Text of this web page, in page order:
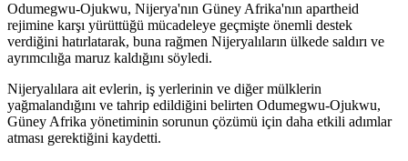
Odumegwu-Ojukwu, Nijerya'nın Güney Afrika'nın apartheid
rejimine karşı yürüttüğü mücadeleye geçmişte önemli destek
verdiğini hatırlatarak, buna rağmen Nijeryalıların ülkede saldırı ve
ayrımcılığa maruz kaldığını söyledi.
Nijeryalılara ait evlerin, iş yerlerinin ve diğer mülklerin
yağmalandığını ve tahrip edildiğini belirten Odumegwu-Ojukwu,
Güney Afrika yönetiminin sorunun çözümü için daha etkili adımlar
atması gerektiğini kaydetti.